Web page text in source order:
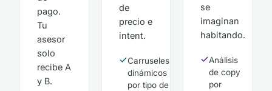
pago.
Tu
asesor
solo
recibe A
y B.
de
precio e
intent.
Carruseles
dinámicos
por tipo de
se
imaginan
habitando.
Análisis
de copy
por